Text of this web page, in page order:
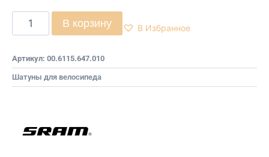
В корзину В Избранное
Артикул: 00.6115.647.010
Шатуны для велосипеда